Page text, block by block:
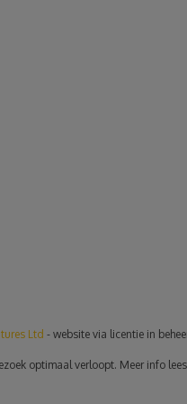
Ltd - website via licentie in
optimaal verloopt. Meer info